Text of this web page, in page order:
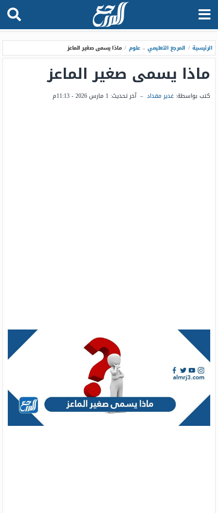
الرئيسية / المرجع التعليمي ، علوم / ماذا يسمى صغير الماعز
ماذا يسمى صغير الماعز
كتب بواسطة: غدير مقداد – آخر تحديث: 1 مارس 2026 - 11:13م